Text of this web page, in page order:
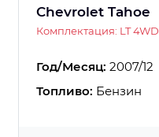
Chevrolet Tahoe
Комплектация: LT 4WD
Год/Месяц: 2007/12
Топливо: Бензин